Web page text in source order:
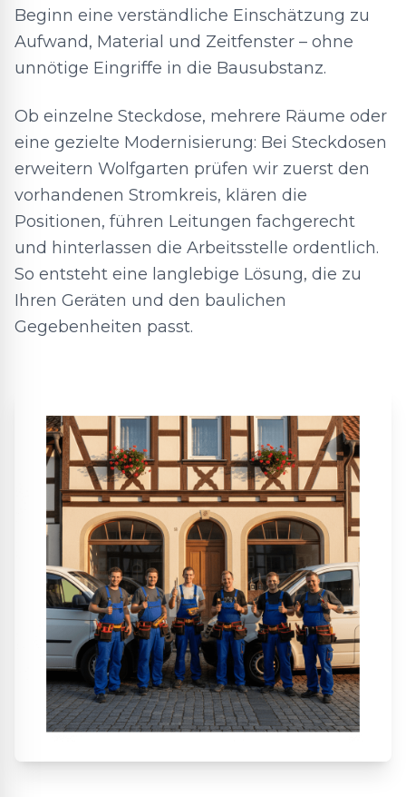
Beginn eine verständliche Einschätzung zu
Aufwand, Material und Zeitfenster – ohne
unnötige Eingriffe in die Bausubstanz.
Ob einzelne Steckdose, mehrere Räume oder
eine gezielte Modernisierung: Bei Steckdosen
erweitern Wolfgarten prüfen wir zuerst den
vorhandenen Stromkreis, klären die
Positionen, führen Leitungen fachgerecht
und hinterlassen die Arbeitsstelle ordentlich.
So entsteht eine langlebige Lösung, die zu
Ihren Geräten und den baulichen
Gegebenheiten passt.